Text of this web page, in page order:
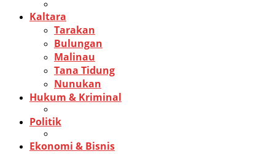
Kaltara
Tarakan
Bulungan
Malinau
Tana Tidung
Nunukan
Hukum & Kriminal
Politik
Ekonomi & Bisnis